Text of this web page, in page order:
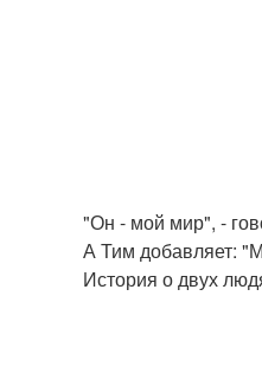
"Он - мой мир", -
А Тим добавляет:
История о двух